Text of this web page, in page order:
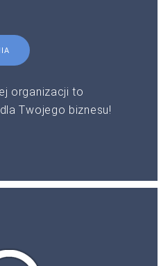
organizacji to
Twojego biznesu!